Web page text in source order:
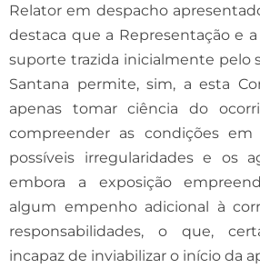
Relator em despacho
destaca que a Representação e
suporte trazida inicialmente pelo
Santana permite, sim, a esta
apenas tomar ciência do
compreender as condições
possíveis irregularidades e os
embora a exposição
algum empenho adicional à
responsabilidades, o que,
incapaz de inviabilizar o início da